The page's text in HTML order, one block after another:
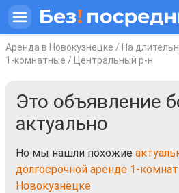
Аренда в Новокузнецке / На
1-комнатные / Центральный р-н
Это объявление
актуально
Но мы нашли похожие
долгосрочной аренде 1-
Новокузнецке